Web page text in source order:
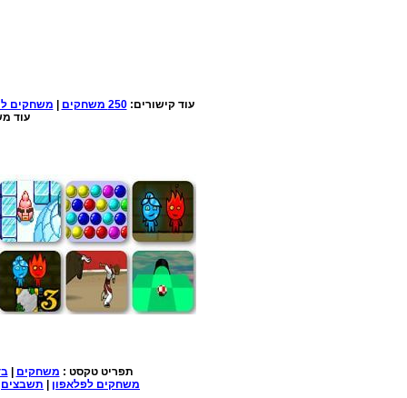
עוד קישורים:250 משחקים
משחקים
עוד
תפריט טקסט : משחקים |
משחקים לפלאפון
תשבצים